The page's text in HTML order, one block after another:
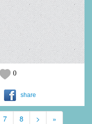
0
share
7 8 > »